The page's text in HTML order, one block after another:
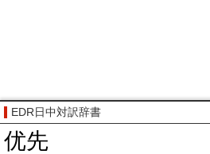
EDR日中対訳辞書
优先